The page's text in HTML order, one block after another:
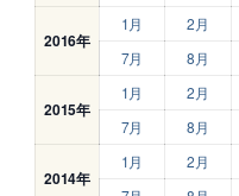
2016年
1月 2月
7月
8月
2015年
1月 2月
7月
8月
2014年
1月 2月